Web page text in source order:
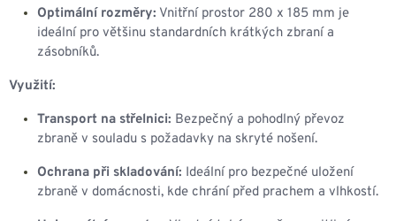
Optimální rozměry: Vnitřní prostor 280 x 185 mm je
ideální pro většinu standardních krátkých zbraní a
zásobníků.
Využití:
Transport na střelnici: Bezpečný a pohodlný převoz
zbraně v souladu s požadavky na skryté nošení.
Ochrana při skladování: Ideální pro bezpečné uložení
zbraně v domácnosti, kde chrání před prachem a vlhkostí.